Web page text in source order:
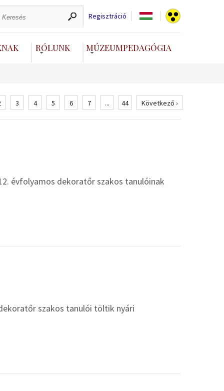
Regisztráció
RÓLUNK MÚZEUMPEDAGÓGIA
3 4 5 6 7 ... 44 Következő ›
évfolyamos dekoratőr szakos tanulóinak
szakos tanulói töltik nyári